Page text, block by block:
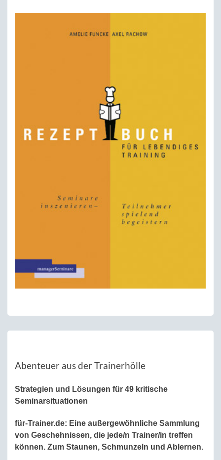
Abenteuer aus der Trainerhölle
Strategien und Lösungen für 49 kritische
Seminarsituationen
für-Trainer.de: Eine außergewöhnliche Sammlung
von Geschehnissen, die jede/n Trainer/in treffen
können. Zum Staunen, Schmunzeln und Ablernen.